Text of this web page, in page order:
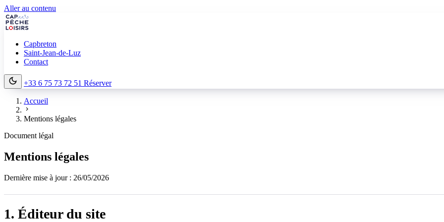
Aller au contenu
Capbreton
Saint-Jean-de-Luz
Contact
+33 6 75 73 72 51 Réserver
Accueil
Mentions légales
Document légal
Mentions légales
Dernière mise à jour : 26/05/2026
1. Éditeur du site